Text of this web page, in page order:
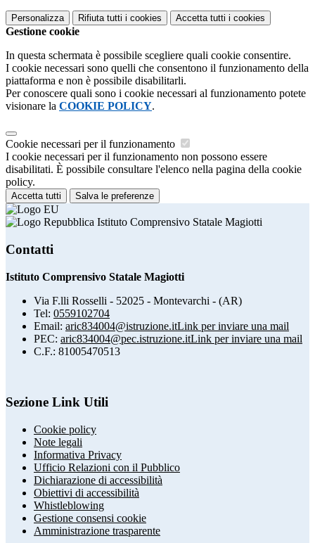
Personalizza Rifiuta tutti i cookies Accetta tutti i cookies
Gestione cookie
In questa schermata è possibile scegliere quali cookie consentire.
I cookie necessari sono quelli che consentono il funzionamento della
piattaforma e non è possibile disabilitarli.
Per conoscere quali sono i cookie necessari al funzionamento potete
visionare la COOKIE POLICY.
Cookie necessari per il funzionamento
I cookie necessari per il funzionamento non possono essere
disabilitati. È possibile consultare l'elenco nella pagina della cookie
policy.
Accetta tutti Salva le preferenze
Istituto Comprensivo Statale Magiotti
Contatti
Istituto Comprensivo Statale Magiotti
Via F.lli Rosselli - 52025 - Montevarchi - (AR)
Tel: 0559102704
Email: aric834004@istruzione.itLink per inviare una mail
PEC: aric834004@pec.istruzione.itLink per inviare una mail
C.F.: 81005470513
Sezione Link Utili
Cookie policy
Note legali
Informativa Privacy
Ufficio Relazioni con il Pubblico
Dichiarazione di accessibilità
Obiettivi di accessibilità
Whistleblowing
Gestione consensi cookie
Amministrazione trasparente